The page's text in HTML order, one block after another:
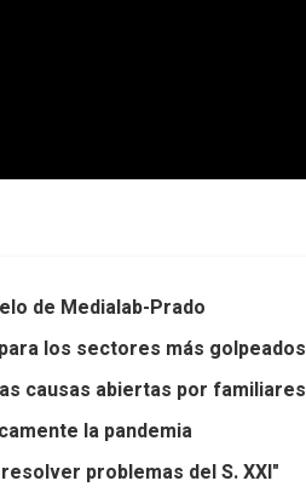
de Medialab-Prado
los sectores más golpeados
causas abiertas por familiares
la pandemia
problemas del S. XXI"